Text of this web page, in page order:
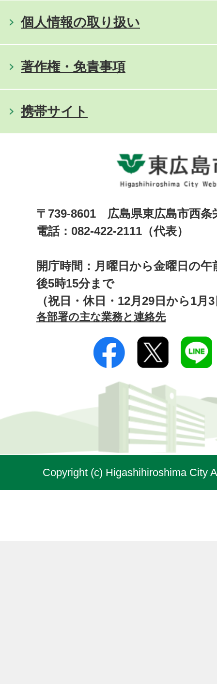
個人情報の取り扱い
著作権・免責事項
携帯サイト
〒739-8601 広島県東広島市西
電話：082-422-2111（代表）
開庁時間：月曜日から金曜日の午
後5時15分まで
（祝日・休日・12月29日から1月
各部署の主な業務と連絡先
Copyright (c) Higashihiroshima City